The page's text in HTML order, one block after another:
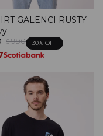
GALENCI RUSTY
$ 990 30